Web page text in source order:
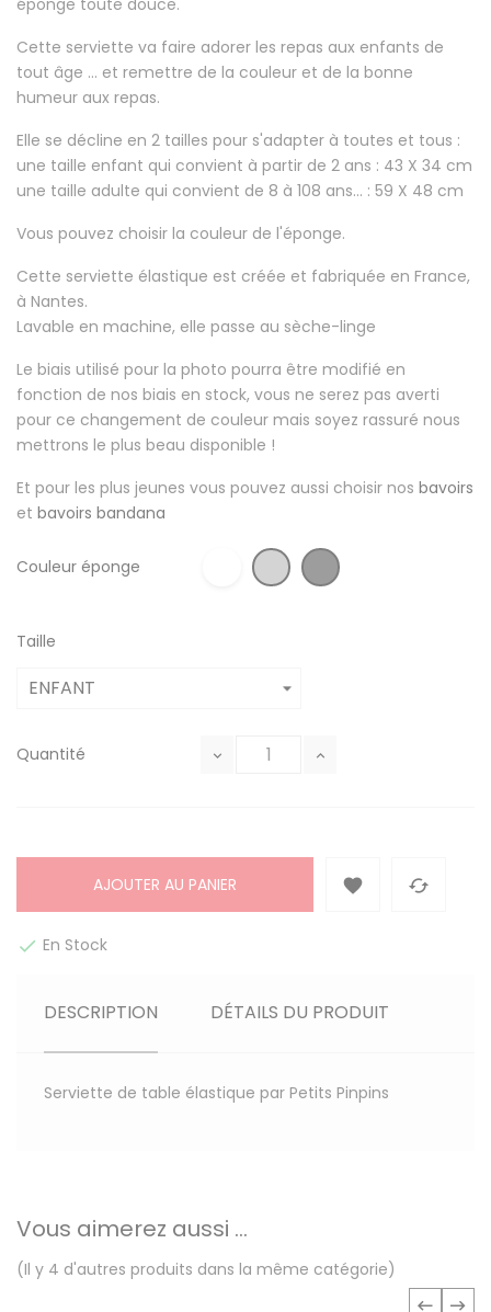
éponge toute douce.
Cette serviette va faire adorer les repas aux enfants de
tout âge ... et remettre de la couleur et de la bonne
humeur aux repas.
Elle se décline en 2 tailles pour s'adapter à toutes et tous :
une taille enfant qui convient à partir de 2 ans : 43 X 34 cm
une taille adulte qui convient de 8 à 108 ans... : 59 X 48 cm
Vous pouvez choisir la couleur de l'éponge.
Cette serviette élastique est créée et fabriquée en France,
à Nantes.
Lavable en machine, elle passe au sèche-linge
Le biais utilisé pour la photo pourra être modifié en
fonction de nos biais en stock, vous ne serez pas averti
pour ce changement de couleur mais soyez rassuré nous
mettrons le plus beau disponible !
Et pour les plus jeunes vous pouvez aussi choisir nos bavoirs
et bavoirs bandana
Couleur éponge
Taille
Quantité
AJOUTER AU PANIER  
 En Stock
DESCRIPTION DÉTAILS DU PRODUIT
Serviette de table élastique par Petits Pinpins
Vous aimerez aussi ...
(Il y 4 d'autres produits dans la même catégorie)